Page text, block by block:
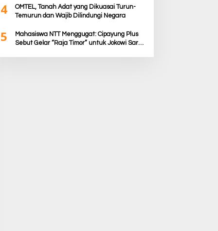
4
OMTEL, Tanah Adat yang Dikuasai Turun-
Temurun dan Wajib Dilindungi Negara
5
Mahasiswa NTT Menggugat: Cipayung Plus
Sebut Gelar “Raja Timor” untuk Jokowi Sarat